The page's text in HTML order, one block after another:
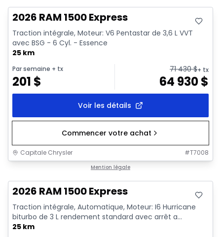
2026 RAM 1500 Express
Traction intégrale, Moteur: V6 Pentastar de 3,6 L VVT
avec BSG - 6 Cyl. - Essence
25 km
Par semaine + tx
201 $
71 430$+ tx
64 930$
Voir les détails
Commencer votre achat
Capitale Chrysler #T7008
Mention légale
2026 RAM 1500 Express
Traction intégrale, Automatique, Moteur: I6 Hurricane
biturbo de 3 L rendement standard avec arrêt a...
25 km